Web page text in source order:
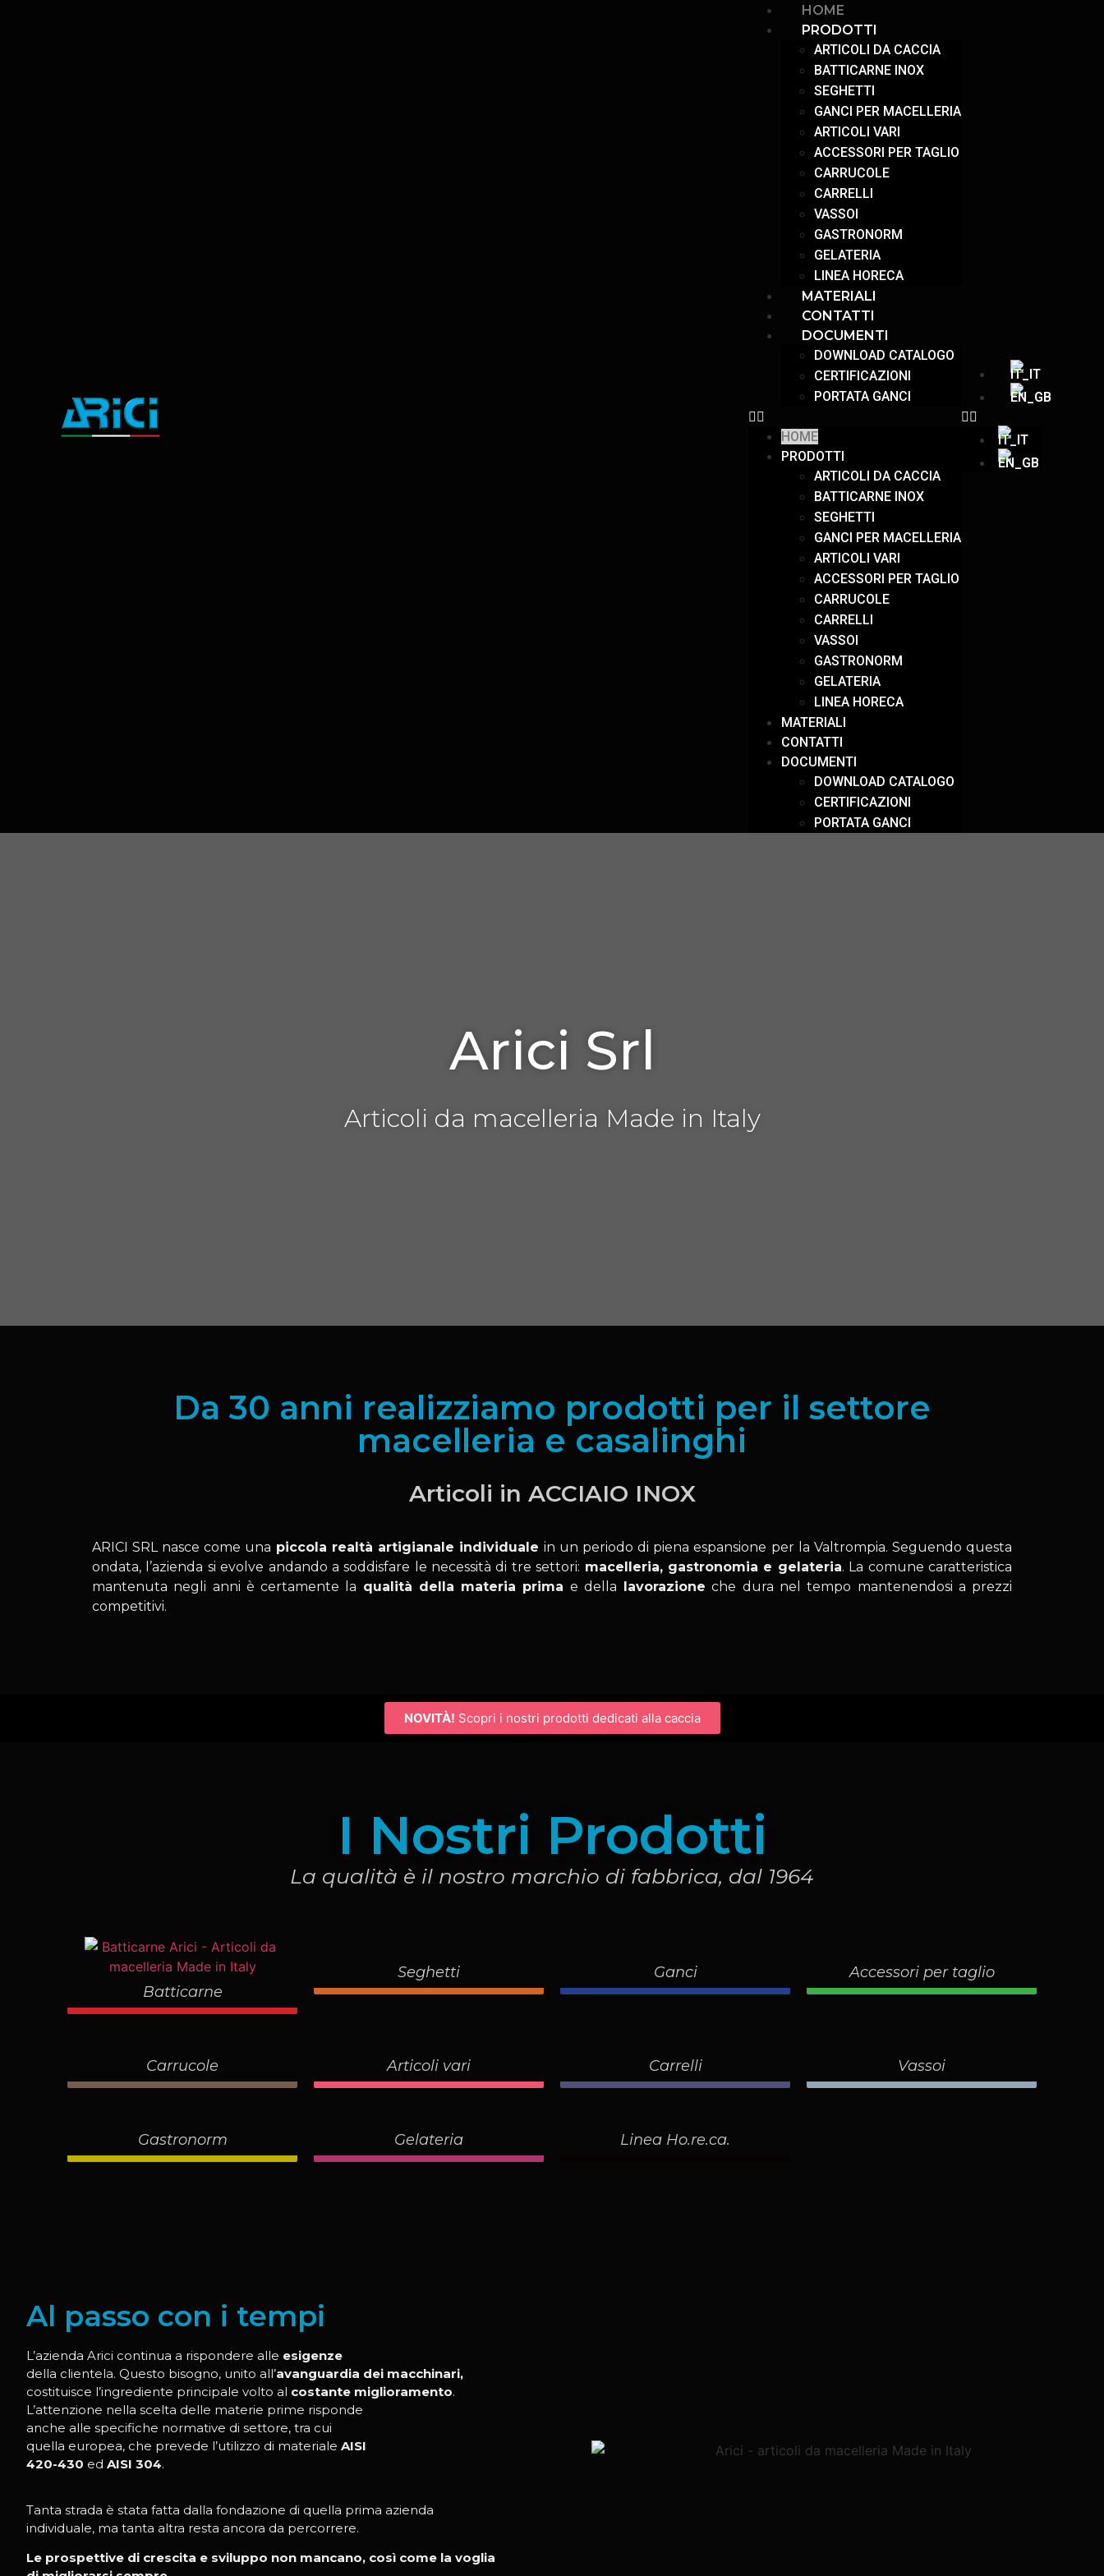
HOME
PRODOTTI
ARTICOLI DA CACCIA
BATTICARNE INOX
SEGHETTI
GANCI PER MACELLERIA
ARTICOLI VARI
ACCESSORI PER TAGLIO
CARRUCOLE
CARRELLI
VASSOI
GASTRONORM
GELATERIA
LINEA HORECA
MATERIALI
CONTATTI
DOCUMENTI
DOWNLOAD CATALOGO
CERTIFICAZIONI
PORTATA GANCI
HOME
PRODOTTI
ARTICOLI DA CACCIA
BATTICARNE INOX
SEGHETTI
GANCI PER MACELLERIA
ARTICOLI VARI
ACCESSORI PER TAGLIO
CARRUCOLE
CARRELLI
VASSOI
GASTRONORM
GELATERIA
LINEA HORECA
MATERIALI
CONTATTI
DOCUMENTI
DOWNLOAD CATALOGO
CERTIFICAZIONI
PORTATA GANCI
Arici Srl
Articoli da macelleria Made in Italy
Da 30 anni realizziamo prodotti per il settore
macelleria e casalinghi
Articoli in ACCIAIO INOX
ARICI SRL nasce come una piccola realtà artigianale individuale in un periodo di piena espansione per la Valtrompia. Seguendo questa
ondata, l’azienda si evolve andando a soddisfare le necessità di tre settori: macelleria, gastronomia e gelateria. La comune caratteristica
mantenuta negli anni è certamente la qualità della materia prima e della lavorazione che dura nel tempo mantenendosi a prezzi
competitivi.
NOVITÀ! Scopri i nostri prodotti dedicati alla caccia
I Nostri Prodotti
La qualità è il nostro marchio di fabbrica, dal 1964
Batticarne
Seghetti Ganci Accessori per taglio
Carrucole Articoli vari Carrelli Vassoi
Gastronorm Gelateria Linea Ho.re.ca.
Al passo con i tempi
L’azienda Arici continua a rispondere alle esigenze
della clientela. Questo bisogno, unito all’avanguardia dei macchinari,
costituisce l’ingrediente principale volto al costante miglioramento.
L’attenzione nella scelta delle materie prime risponde
anche alle specifiche normative di settore, tra cui
quella europea, che prevede l’utilizzo di materiale AISI
420-430 ed AISI 304.
Tanta strada è stata fatta dalla fondazione di quella prima azienda
individuale, ma tanta altra resta ancora da percorrere.
Le prospettive di crescita e sviluppo non mancano, così come la voglia